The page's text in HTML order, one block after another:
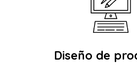
Diseño de